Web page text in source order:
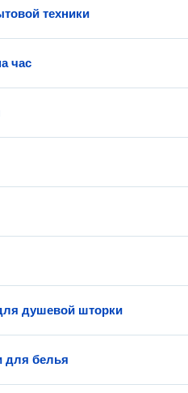
техники
час
душевой шторки
для белья